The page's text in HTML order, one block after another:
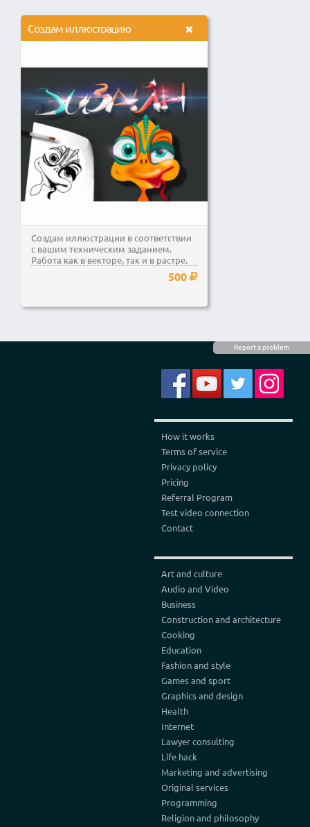
Report a problem
Создам иллюстрацию
Создам иллюстрации в соответствии
с вашим техническим заданием.
Работа как в векторе, так и в растре.
500
How it works
Terms of service
Privacy policy
Pricing
Referral Program
Test video connection
Contact
Art and culture
Audio and Video
Business
Construction and architecture
Cooking
Education
Fashion and style
Games and sport
Graphics and design
Health
Internet
Lawyer consulting
Life hack
Marketing and advertising
Original services
Programming
Religion and philosophy